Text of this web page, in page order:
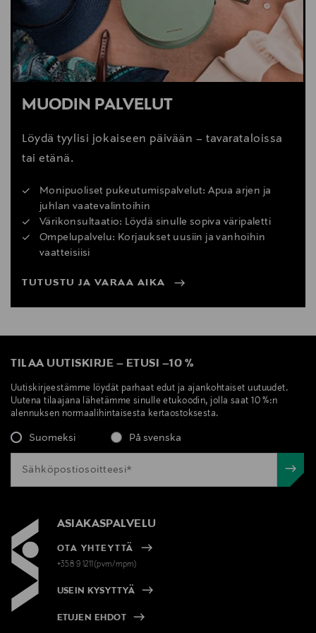
MUODIN PALVELUT
Löydä tyylisi jokaiseen päivään – tavarataloissa
tai etänä.
Monipuoliset pukeutumispalvelut: Apua arjen ja
juhlan vaatevalintoihin
Värikonsultaatio: Löydä sinulle sopiva väripaletti
Ompelupalvelu: Korjaukset uusiin ja vanhoihin
vaatteisiisi
TUTUSTU JA VARAA AIKA
TILAA UUTISKIRJE – ETUSI –10 %
Uutiskirjeestämme löydät parhaat edut ja ajankohtaiset uutuudet.
Uutena tilaajana lähetämme sinulle etukoodin, jolla saat 10 %:n
alennuksen normaalihintaisesta kertaostoksesta.
Suomeksi På svenska
ASIAKASPALVELU
OTA YHTEYTTÄ
+358 9 1211(pvm/mpm)
USEIN KYSYTTYÄ
ETUJEN EHDOT